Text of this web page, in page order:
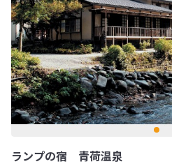
ランプの宿 青荷温泉